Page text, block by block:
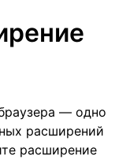
— одно
расширений
расширение